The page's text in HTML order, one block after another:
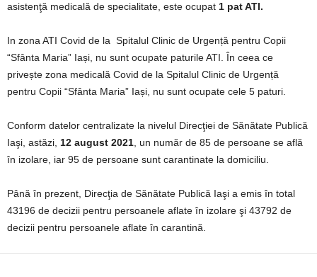
asistenţă medicală de specialitate, este ocupat 1 pat ATI.
In zona ATI Covid de la Spitalul Clinic de Urgență pentru Copii
“Sfânta Maria” Iași, nu sunt ocupate paturile ATI. În ceea ce
privește zona medicală Covid de la Spitalul Clinic de Urgență
pentru Copii “Sfânta Maria” Iași, nu sunt ocupate cele 5 paturi.
Conform datelor centralizate la nivelul Direcţiei de Sănătate Publică
Iaşi, astăzi, 12 august 2021 , un număr de 85 de persoane se află
în izolare, iar 95 de persoane sunt carantinate la domiciliu.
Până în prezent, Direcţia de Sănătate Publică Iaşi a emis în total
43196 de decizii pentru persoanele aflate în izolare şi 43792 de
decizii pentru persoanele aflate în carantină.